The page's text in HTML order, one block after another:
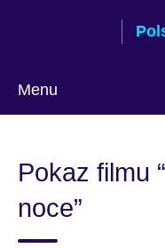
Menu
Pokaz filmu
noce”